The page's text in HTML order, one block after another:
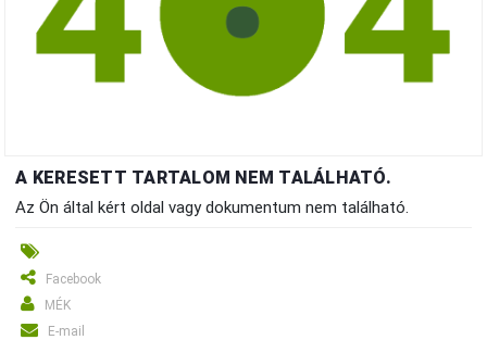
A KERESETT TARTALOM NEM TALÁLHATÓ.
Az Ön által kért oldal vagy dokumentum nem található.
Facebook
MÉK
E-mail